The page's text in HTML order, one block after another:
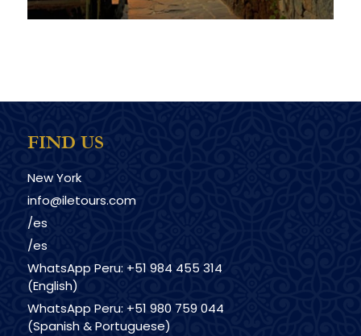
FIND US
New York
info@iletours.com
/es
/es
WhatsApp Peru: +51 984 455 314
(English)
WhatsApp Peru: +51 980 759 044
(Spanish & Portuguese)